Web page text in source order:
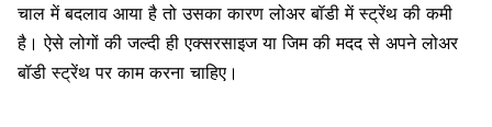
चाल में बदलाव आया है तो उसका कारण लोअर बॉडी में स्ट्रेंथ की कमी
है। ऐसे लोगों की जल्दी ही एक्सरसाइज या जिम की मदद से अपने लोअर
बॉडी स्ट्रेंथ पर काम करना चाहिए।